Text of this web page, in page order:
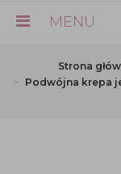
MENU
Strona
Podwójna krepa